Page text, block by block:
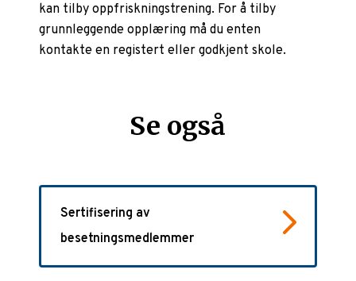
kan tilby oppfriskningstrening. For å tilby
grunnleggende opplæring må du enten
kontakte en registert eller godkjent skole.
Se også
Sertifisering av
besetningsmedlemmer